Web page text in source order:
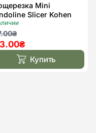
Mini
Slicer Kohen
₴
₴
Купить